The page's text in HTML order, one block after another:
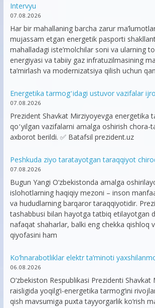
Intervyu
07.08.2026
Har bir mahallaning barcha zarur
mujassam etgan energetik pasporti
mahalladagi iste’molchilar soni va ularning
energiyasi va tabiiy gaz infratuzilmasining
ta’mirlash va modernizatsiya qilish uchun
Energetika tarmogʻidagi ustuvor vazifalar
07.08.2026
Prezident Shavkat Mirziyoyevga energetika
qoʻyilgan vazifalarni amalga oshirish chora-
axborot berildi. ✅ Batafsil prezident.uz
Peshkuda ziyo taratayotgan taraqqiyot
07.08.2026
Bugun Yangi O‘zbekistonda amalga
islohotlarning haqiqiy mezoni – inson
va hududlarning barqaror taraqqiyotidir.
tashabbusi bilan hayotga tatbiq etilayotgan
nafaqat shaharlar, balki eng chekka qishloq
qiyofasini ham
Ko’hnarabotliklar elektr ta’minoti
06.08.2026
O‘zbekiston Respublikasi Prezidenti Shavkat
raisligida yoqilg‘i-energetika tarmog‘ini
qish mavsumiga puxta tayyorgarlik ko‘rish